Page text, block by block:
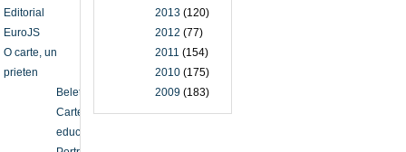
2013 (120)
2012 (77)
2011 (154)
2010 (175)
2009 (183)
Editorial
EuroJS
O carte, un
prieten
Beletristică
Carte
educațională